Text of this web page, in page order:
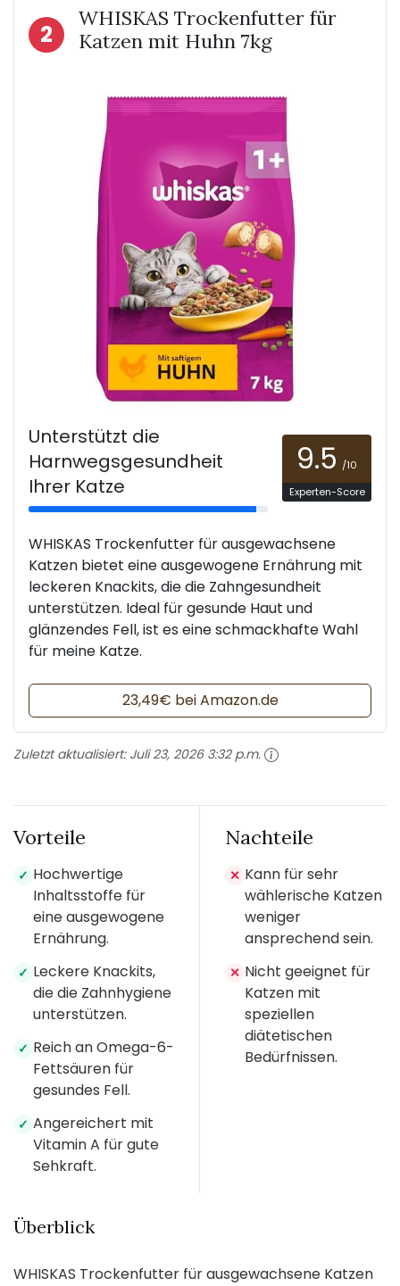
2
WHISKAS Trockenfutter für
Katzen mit Huhn 7kg
Unterstützt die
Harnwegsgesundheit
Ihrer Katze
9.5 /10
Experten-Score
WHISKAS Trockenfutter für ausgewachsene
Katzen bietet eine ausgewogene Ernährung mit
leckeren Knackits, die die Zahngesundheit
unterstützen. Ideal für gesunde Haut und
glänzendes Fell, ist es eine schmackhafte Wahl
für meine Katze.
23,49€ bei Amazon.de
Zuletzt aktualisiert: Juli 23, 2026 3:32 p.m.
Vorteile
✓ Hochwertige
Inhaltsstoffe für
eine ausgewogene
Ernährung.
✓ Leckere Knackits,
die die Zahnhygiene
unterstützen.
✓ Reich an Omega-6-
Fettsäuren für
gesundes Fell.
✓ Angereichert mit
Vitamin A für gute
Sehkraft.
Nachteile
✕ Kann für sehr
wählerische Katzen
weniger
ansprechend sein.
✕ Nicht geeignet für
Katzen mit
speziellen
diätetischen
Bedürfnissen.
Überblick
WHISKAS Trockenfutter für ausgewachsene Katzen